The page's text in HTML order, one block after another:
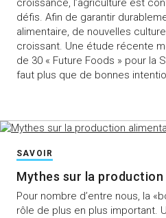
défis. Afin de garantir
alimentaire, de nouvelles
croissant. Une étude récente
de 30 « Future Foods » pour la
faut plus que de bonnes
SAVOIR
Mythes sur la
Pour nombre d’entre nous, la
rôle de plus en plus important.